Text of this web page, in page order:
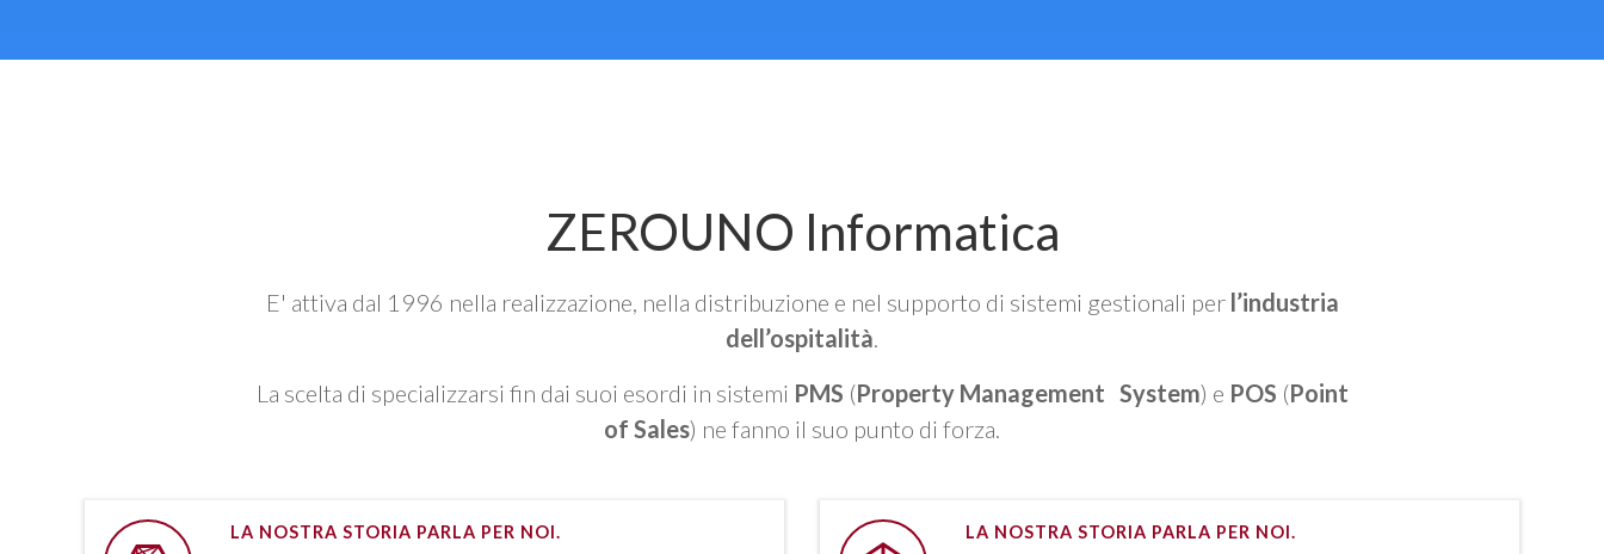
ZEROUNO Informatica
E' attiva dal 1996 nella realizzazione, nella distribuzione e nel supporto di sistemi gestionali per l’industria
dell’ospitalità
La scelta di specializzarsi fin dai suoi esordi in sistemi PMS (Property Management System) e POS (Point
of Sales) ne fanno il suo punto di forza.
LA NOSTRA STORIA PARLA PER NOI. LA NOSTRA STORIA PARLA PER NOI.